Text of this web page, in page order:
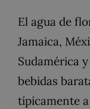
El agua de
Jamaica,
Sudamérica
bebidas
típicamente